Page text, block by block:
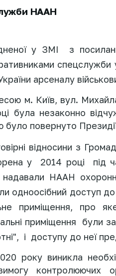
НААН
у ЗМІ з
спецслужби
арсеналу
м. Київ, вул.
була незаконно
було повернуто
відносини з
у
2014 році
під
надавали НААН
одноосібний доступ до
приміщення, про
приміщення були
і доступу до неї
року виникла
контролюючих